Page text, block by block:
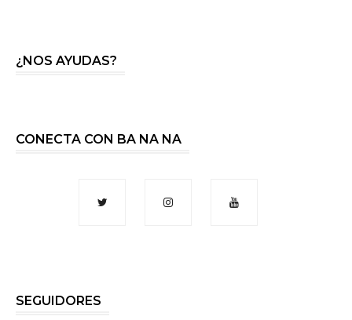
¿NOS AYUDAS?
CONECTA CON BA NA NA
SEGUIDORES